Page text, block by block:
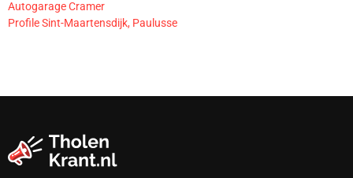
Autogarage Cramer
Profile Sint-Maartensdijk, Paulusse